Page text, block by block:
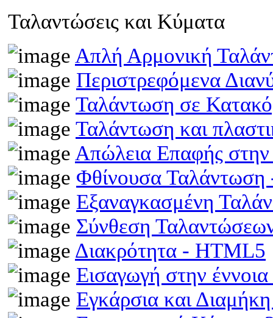
Ταλαντώσεις και Κύματα
Απλή Αρμονική
Περιστρεφόμενα
Ταλάντωση σε
Ταλάντωση και
Απώλεια Επαφής
Φθίνουσα
Εξαναγκασμένη
Σύνθεση
Διακρότητα - HTML5
Εισαγωγή στην
Εγκάρσια και